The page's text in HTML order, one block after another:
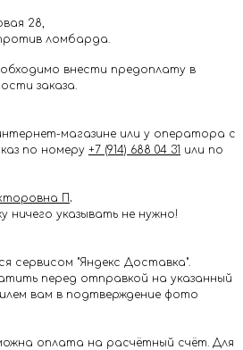
28,
ломбарда.
внести предоплату в
заказа.
магазине или у оператора с
по номеру +7 (914) 688 04 31 или по
П .
ничего указывать не нужно!
сервисом "Яндекс Доставка".
перед отправкой на указанный
вам в подтверждение фото
оплата на расчётный счёт. Для